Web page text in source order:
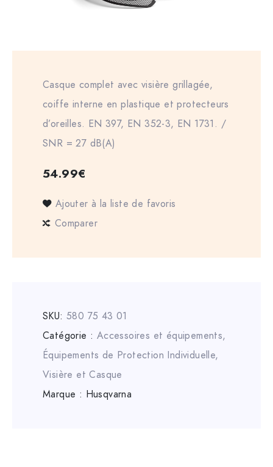
Casque complet avec visière grillagée,
coiffe interne en plastique et protecteurs
d’oreilles. EN 397, EN 352-3, EN 1731. /
SNR = 27 dB(A)
54.99€
Ajouter à la liste de favoris
Comparer
SKU: 580 75 43 01
Catégorie : Accessoires et équipements,
Équipements de Protection Individuelle,
Visière et Casque
Marque : Husqvarna